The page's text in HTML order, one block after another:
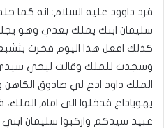
فرد داوود عليه السلام: انه كما
سليمان ابنك يملك بعدي وهو
كذلك افعل هذا اليوم فخرت
وسجدت للملك وقالت ليحي سيدي
الملك داود ادع لي صادوق الكاهن
يهوياداع فدخلوا الى امام
عبيد سيدكم واركبوا سليمان ابني